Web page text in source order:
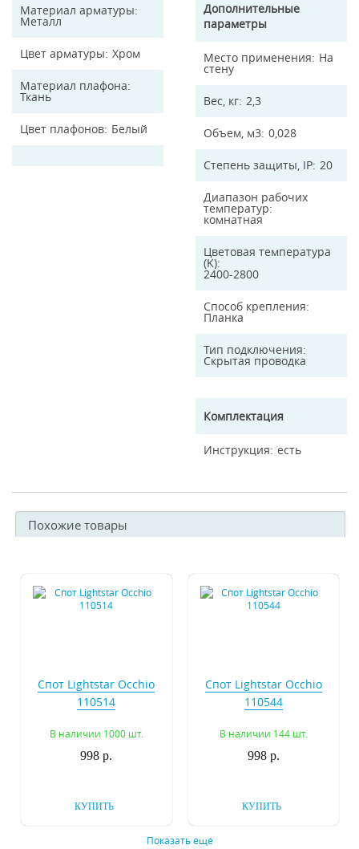
Материал арматуры
Металл
Цвет арматуры Хром
Материал плафона
Ткань
Цвет плафонов Белый
Дополнительные
параметры
Место применения На
стену
Вес, кг 2,3
Объем, м3 0,028
Степень защиты, IP 20
Диапазон рабочих
температур
комнатная
Цветовая температура
(K)
2400-2800
Способ крепления
Планка
Тип подключения
Скрытая проводка
Комплектация
Инструкция есть
Похожие товары
Спот Lightstar Occhio
110514
В наличии 1000 шт.
998 р.
КУПИТЬ
Спот Lightstar Occhio
110544
В наличии 144 шт.
998 р.
КУПИТЬ
Показать еще